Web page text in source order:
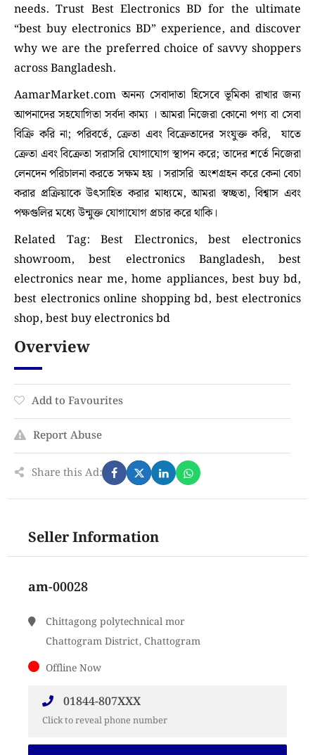
needs. Trust Best Electronics BD for the ultimate
“best buy electronics BD” experience, and discover
why we are the preferred choice of savvy shoppers
across Bangladesh.
AamarMarket.com অনন্য সেবাদাতা হিসেবে ভূমিকা রাখার জন্য
আপনাদের সহযোগিতা সর্বদা কাম্য । আমরা নিজেরা কোনো পণ্য বা সেবা
বিক্রি করি না; পরিবর্তে, ক্রেতা এবং বিক্রেতাদের সংযুক্ত করি, যাতে
ক্রেতা এবং বিক্রেতা সরাসরি যোগাযোগ স্থাপন করে; তাদের শর্তে নিজেরা
লেনদেন পরিচালনা করতে সক্ষম হয় । সরাসরি অংশগ্রহন করে কেনা বেচা
করার প্রক্রিয়াকে উৎসাহিত করার মাধ্যমে, আমরা স্বচ্ছতা, বিশ্বাস এবং
পক্ষগুলির মধ্যে উন্মুক্ত যোগাযোগ প্রচার করে থাকি।
Related Tag: Best Electronics, best electronics
showroom, best electronics Bangladesh, best
electronics near me, home appliances, best buy bd,
best electronics online shopping bd, best electronics
shop, best buy electronics bd
Overview
Add to Favourites
Report Abuse
Share this Ad:
Seller Information
am-00028
Chittagong polytechnical mor
Chattogram District, Chattogram
Offline Now
01844-807XXX
Click to reveal phone number